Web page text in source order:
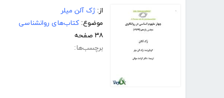
از:ژک آلن میلر
موضوع: کتاب‌های روانشناسی
۳۸ صفحه
برچسب‌ها: